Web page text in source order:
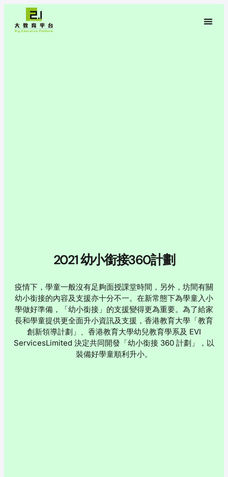
2021 幼小銜接360計劃
疫情下，學童一般沒有足夠面授課堂時間，另外，坊間有關
幼小銜接的內容及支援亦十分不一。在新常態下為學童入小
學做好準備，「幼小銜接」的支援變得更為重要。為了給家
長和學童提供更全面升小資訊及支援，香港教育大學「教育
創新領導計劃」、香港教育大學幼兒教育學系及 EVI
ServicesLimited 決定共同開發「幼小銜接 360 計劃」，以
裝備好學童順利升小。